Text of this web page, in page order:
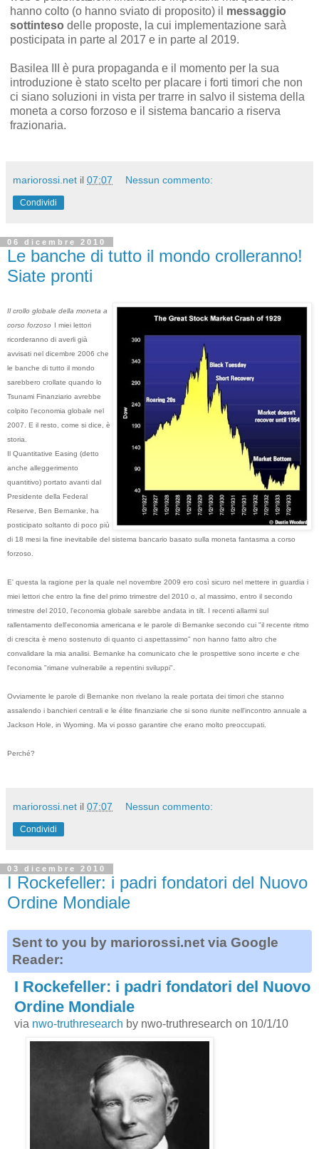
hanno colto (o hanno sviato di proposito) il messaggio
sottinteso delle proposte, la cui implementazione sarà
posticipata in parte al 2017 e in parte al 2019.
Basilea III è pura propaganda e il momento per la sua
introduzione è stato scelto per placare i forti timori che non
ci siano soluzioni in vista per trarre in salvo il sistema della
moneta a corso forzoso e il sistema bancario a riserva
frazionaria.
mariorossi.net il 07:07 Nessun commento:
Condividi
06 dicembre 2010
Le banche di tutto il mondo crolleranno!
Siate pronti
Il crollo globale della moneta a
corso forzoso
I miei lettori
ricorderanno di averli già
avvisati nel dicembre 2006 che
le banche di tutto il mondo
sarebbero crollate quando lo
Tsunami Finanziario avrebbe
colpito l'economia globale nel
2007. E il resto, come si dice, è
storia.
Il Quantitative Easing (detto
anche alleggerimento
quantitivo) portato avanti dal
Presidente della Federal
Reserve, Ben Bernanke, ha
posticipato soltanto di poco più
di 18 mesi la fine inevitabile del sistema bancario basato sulla moneta fantasma a corso
forzoso.
E' questa la ragione per la quale nel novembre 2009 ero così sicuro nel mettere in guardia i
miei lettori che entro la fine del primo trimestre del 2010 o, al massimo, entro il secondo
trimestre del 2010, l'economia globale sarebbe andata in tilt. I recenti allarmi sul
rallentamento dell'economia americana e le parole di Bernanke secondo cui "il recente ritmo
di crescita è meno sostenuto di quanto ci aspettassimo" non hanno fatto altro che
convalidare la mia analisi. Bernanke ha comunicato che le prospettive sono incerte e che
l'economia "rimane vulnerabile a repentini sviluppi".
Ovviamente le parole di Bernanke non rivelano la reale portata dei timori che stanno
assalendo i banchieri centrali e le élite finanziarie che si sono riunite nell'incontro annuale a
Jackson Hole, in Wyoming. Ma vi posso garantire che erano molto preoccupati.
Perché?
mariorossi.net il 07:07 Nessun commento:
Condividi
03 dicembre 2010
I Rockefeller: i padri fondatori del Nuovo
Ordine Mondiale
Sent to you by mariorossi.net via Google
Reader:
I Rockefeller: i padri fondatori del Nuovo
Ordine Mondiale
via nwo-truthresearch by nwo-truthresearch on 10/1/10